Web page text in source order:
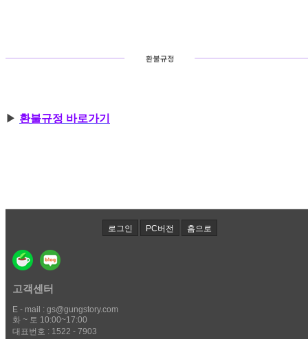
▶ 환불규정 바로가기
로그인 PC버전 홈으로
고객센터
E - mail : gs@gungstory.com
화 ~ 토 10:00~17:00
대표번호 : 1522 - 7903